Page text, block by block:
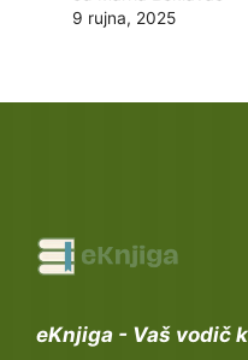
9 rujna, 2025
eKnjiga - Vaš vodič